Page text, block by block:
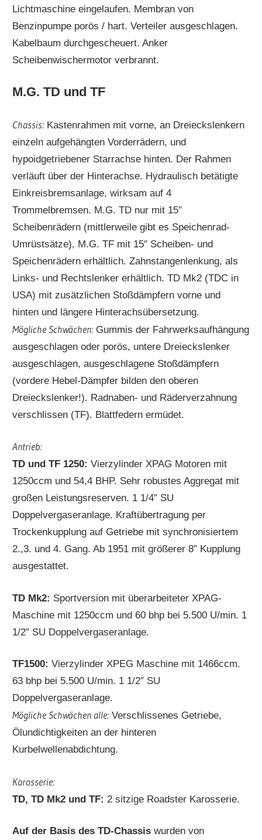
Lichtmaschine eingelaufen. Membran von
Benzinpumpe porös / hart. Verteiler ausgeschlagen.
Kabelbaum durchgescheuert. Anker
Scheibenwischermotor verbrannt.
M.G. TD und TF
Chassis: Kastenrahmen mit vorne, an Dreieckslenkern
einzeln aufgehängten Vorderrädern, und
hypoidgetriebener Starrachse hinten. Der Rahmen
verläuft über der Hinterachse. Hydraulisch betätigte
Einkreisbremsanlage, wirksam auf 4
Trommelbremsen. M.G. TD nur mit 15″
Scheibenrädern (mittlerweile gibt es Speichenrad-
Umrüstsätze), M.G. TF mit 15″ Scheiben- und
Speichenrädern erhältlich. Zahnstangenlenkung, als
Links- und Rechtslenker erhältlich. TD Mk2 (TDC in
USA) mit zusätzlichen Stoßdämpfern vorne und
hinten und längere Hinterachsübersetzung.
Mögliche Schwächen: Gummis der Fahrwerksaufhängung
ausgeschlagen oder porös, untere Dreieckslenker
ausgeschlagen, ausgeschlagene Stoßdämpfern
(vordere Hebel-Dämpfer bilden den oberen
Dreieckslenker!). Radnaben- und Räderverzahnung
verschlissen (TF). Blattfedern ermüdet.
Antrieb:
TD und TF 1250: Vierzylinder XPAG Motoren mit
1250ccm und 54,4 BHP. Sehr robustes Aggregat mit
großen Leistungsreserven. 1 1/4″ SU
Doppelvergaseranlage. Kraftübertragung per
Trockenkupplung auf Getriebe mit synchronisiertem
2.,3. und 4. Gang. Ab 1951 mit größerer 8″ Kupplung
ausgestattet.
TD Mk2: Sportversion mit überarbeiteter XPAG-
Maschine mit 1250ccm und 60 bhp bei 5.500 U/min. 1
1/2″ SU Doppelvergaseranlage.
TF1500: Vierzylinder XPEG Maschine mit 1466ccm.
63 bhp bei 5.500 U/min. 1 1/2″ SU
Doppelvergaseranlage.
Mögliche Schwächen alle: Verschlissenes Getriebe,
Ölundichtigkeiten an der hinteren
Kurbelwellenabdichtung.
Karosserie:
TD, TD Mk2 und TF: 2 sitzige Roadster Karosserie.
Auf der Basis des TD-Chassis wurden von